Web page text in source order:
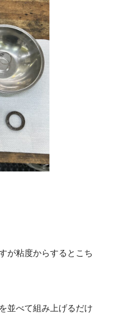
が粘度からするとこち
並べて組み上げるだけ